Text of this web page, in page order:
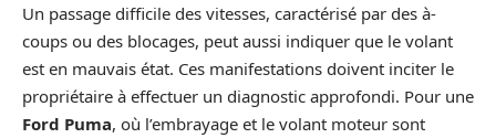
Un passage difficile des vitesses, caractérisé par des à-
coups ou des blocages, peut aussi indiquer que le volant
est en mauvais état. Ces manifestations doivent inciter le
propriétaire à effectuer un diagnostic approfondi. Pour une
Ford Puma, où l’embrayage et le volant moteur sont